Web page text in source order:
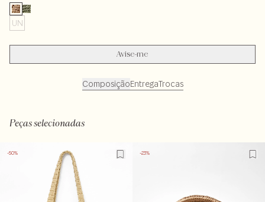
UN
Avise-me
ComposiçãoEntregaTrocas
Peças selecionadas
-50% -23%